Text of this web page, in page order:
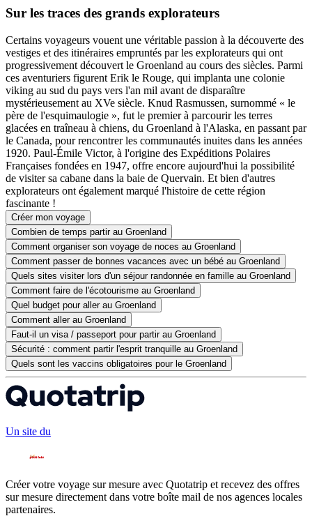
Sur les traces des grands explorateurs
Certains voyageurs vouent une véritable passion à la découverte des
vestiges et des itinéraires empruntés par les explorateurs qui ont
progressivement découvert le Groenland au cours des siècles. Parmi
ces aventuriers figurent Erik le Rouge, qui implanta une colonie
viking au sud du pays vers l'an mil avant de disparaître
mystérieusement au XVe siècle. Knud Rasmussen, surnommé « le
père de l'esquimaulogie », fut le premier à parcourir les terres
glacées en traîneau à chiens, du Groenland à l'Alaska, en passant par
le Canada, pour rencontrer les communautés inuites dans les années
1920. Paul-Émile Victor, à l'origine des Expéditions Polaires
Françaises fondées en 1947, offre encore aujourd'hui la possibilité
de visiter sa cabane dans la baie de Quervain. Et bien d'autres
explorateurs ont également marqué l'histoire de cette région
fascinante !
Créer mon voyage
Combien de temps partir au Groenland
Comment organiser son voyage de noces au Groenland
Comment passer de bonnes vacances avec un bébé au Groenland
Quels sites visiter lors d'un séjour randonnée en famille au Groenland
Comment faire de l'écotourisme au Groenland
Quel budget pour aller au Groenland
Comment aller au Groenland
Faut-il un visa / passeport pour partir au Groenland
Sécurité : comment partir l'esprit tranquille au Groenland
Quels sont les vaccins obligatoires pour le Groenland
Un site du
Créer votre voyage sur mesure avec Quotatrip et recevez des offres
sur mesure directement dans votre boîte mail de nos agences locales
partenaires.